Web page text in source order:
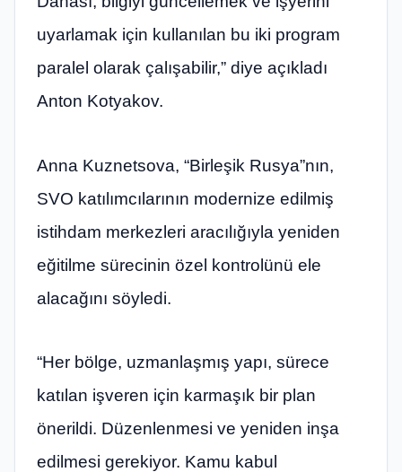
uyarlamak için kullanılan bu iki program
paralel olarak çalışabilir,” diye açıkladı
Anton Kotyakov.
Anna Kuznetsova, “Birleşik Rusya”nın,
SVO katılımcılarının modernize edilmiş
istihdam merkezleri aracılığıyla yeniden
eğitilme sürecinin özel kontrolünü ele
alacağını söyledi.
“Her bölge, uzmanlaşmış yapı, sürece
katılan işveren için karmaşık bir plan
önerildi. Düzenlenmesi ve yeniden inşa
edilmesi gerekiyor. Kamu kabul